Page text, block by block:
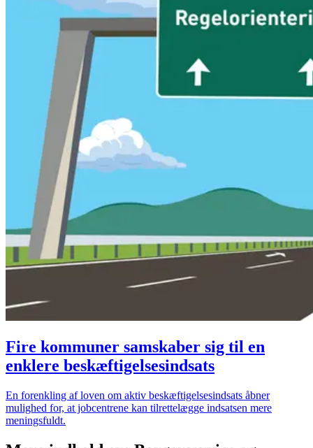
Fire kommuner samskaber sig til en
enklere beskæftigelsesindsats
En forenkling af loven om aktiv beskæftigelsesindsats åbner
mulighed for, at jobcentrene kan tilrettelægge indsatsen mere
meningsfuldt.